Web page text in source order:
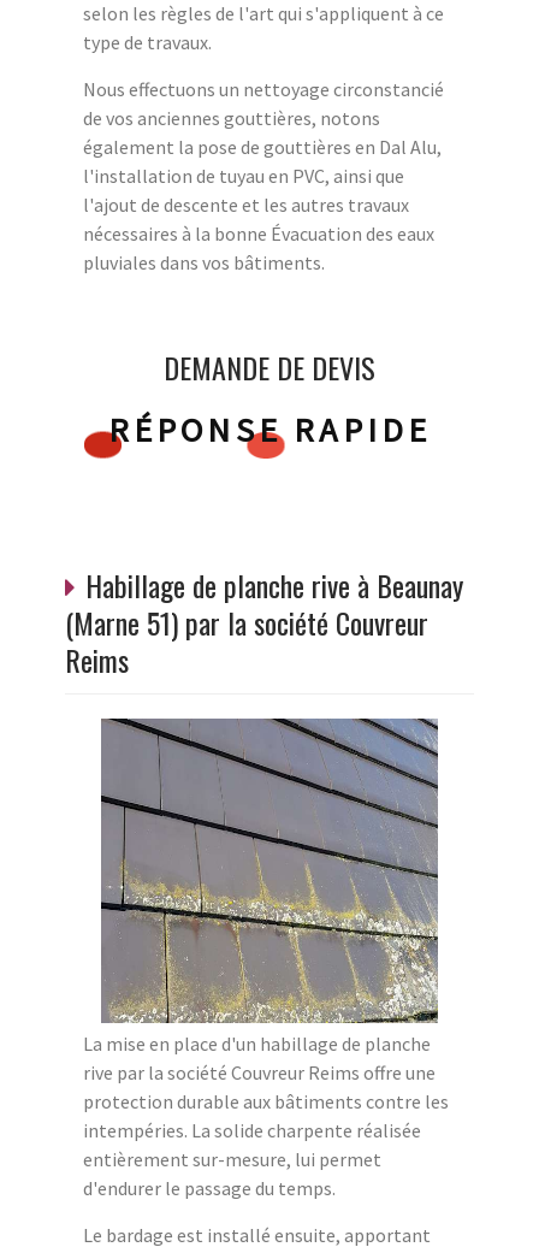
selon les règles de l'art qui s'appliquent à ce
type de travaux.
Nous effectuons un nettoyage circonstancié
de vos anciennes gouttières, notons
également la pose de gouttières en Dal Alu,
l'installation de tuyau en PVC, ainsi que
l'ajout de descente et les autres travaux
nécessaires à la bonne Évacuation des eaux
pluviales dans vos bâtiments.
DEMANDE DE DEVIS
RÉPONSE RAPIDE
Habillage de planche rive à Beaunay
(Marne 51) par la société Couvreur
Reims
La mise en place d'un habillage de planche
rive par la société Couvreur Reims offre une
protection durable aux bâtiments contre les
intempéries. La solide charpente réalisée
entièrement sur-mesure, lui permet
d'endurer le passage du temps.
Le bardage est installé ensuite, apportant